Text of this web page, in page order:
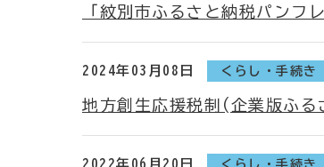
「紋別市ふるさと納税パンフ
2024年03月08日 くらし・手続き
地方創生応援税制(企業版ふ
2022年06月20日 くらし・手続き